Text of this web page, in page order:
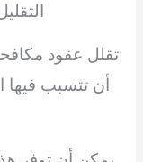
تقلل عقود
أن تتسبب